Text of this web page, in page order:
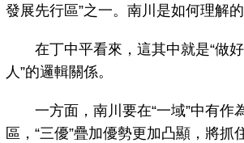
發展先行區”之一。南川是如何理解的
在丁中平看來，這其中就是“做好
人”的邏輯關係。
一方面，南川要在“一域”中有作
區，“三優”疊加優勢更加凸顯，將抓